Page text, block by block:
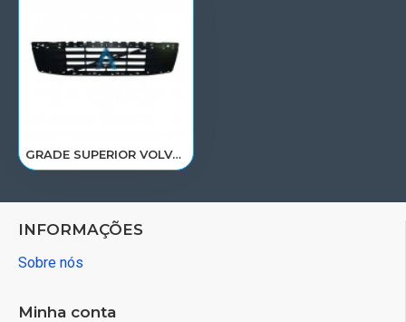
GRADE SUPERIOR VOLVO FH12 D13A 2010 A 2014 82255255
INFORMAÇÕES
Sobre nós
Minha conta